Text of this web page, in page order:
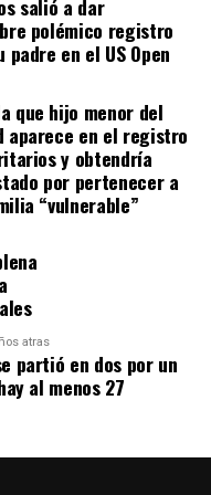
pero sin
reflejando el
ediles de Chiloé ante
de la Subdere.
propiedades con
pero ya estaba en
como
y la isla le daba
en su vida»
se enteraron de
a través
que había sobre
llevábamos
su
nos enteramos de
en Chiloé, la
lo presumimos,
A través de
así, pudimos
salió a dar
polémico registro
en el US Open
que hijo menor del
aparece en el registro
y obtendría
por pertenecer a
“vulnerable”
atras
partió en dos por un
al menos 27